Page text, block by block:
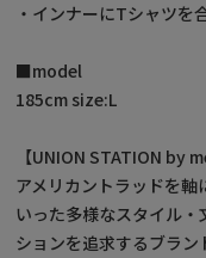
・インナーにTシャツを
■model
185cm size:L
【UNION STATION by
アメリカントラッドを
いった多様なスタイル
ションを追求するブラン